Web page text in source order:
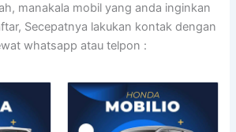
manakala mobil yang anda inginkan
Secepatnya lakukan kontak dengan
whatsapp atau telpon :